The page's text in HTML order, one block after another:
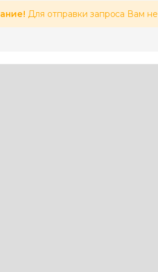
Для отправки запроса Вам